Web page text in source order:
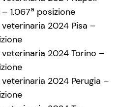
1.067a posizione
2024 Pisa –
2024 Torino –
2024 Perugia –